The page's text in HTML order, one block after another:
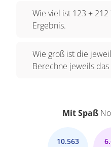
Wie viel ist 123 +
Ergebnis.
Wie groß ist die
Berechne jeweils das
Mit Spaß
10.563